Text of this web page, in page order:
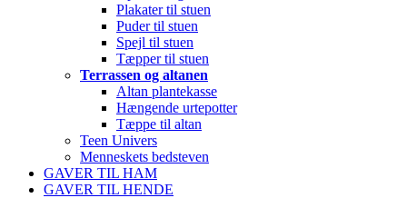
Plakater til stuen
Puder til stuen
Spejl til stuen
Tæpper til stuen
Terrassen og altanen
Altan plantekasse
Hængende urtepotter
Tæppe til altan
Teen Univers
Menneskets bedsteven
GAVER TIL HAM
GAVER TIL HENDE